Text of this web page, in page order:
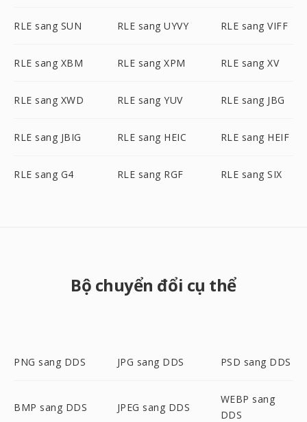
RLE sang SUN RLE sang UYVY RLE sang VIFF
RLE sang XBM RLE sang XPM RLE sang XV
RLE sang XWD RLE sang YUV RLE sang JBG
RLE sang JBIG RLE sang HEIC RLE sang HEIF
RLE sang G4 RLE sang RGF RLE sang SIX
Bộ chuyển đổi cụ thể
PNG sang DDS JPG sang DDS PSD sang DDS
BMP sang DDS JPEG sang DDS
WEBP sang
DDS